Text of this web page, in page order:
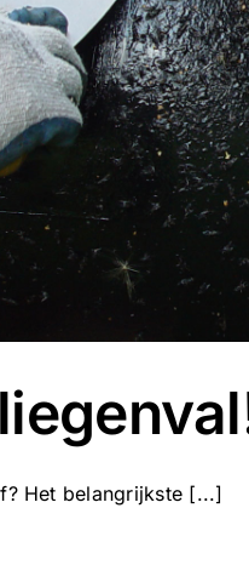
Het belangrijkste [...]